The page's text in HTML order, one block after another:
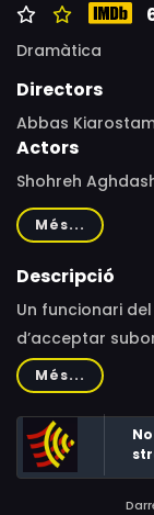
Dramàtica
Directors
Abbas
Actors
Shohreh
Montazar,
Bagher Tavakoh,
Més...
Descripció
Un funcionari
d’acceptar
matrimonial
Més...